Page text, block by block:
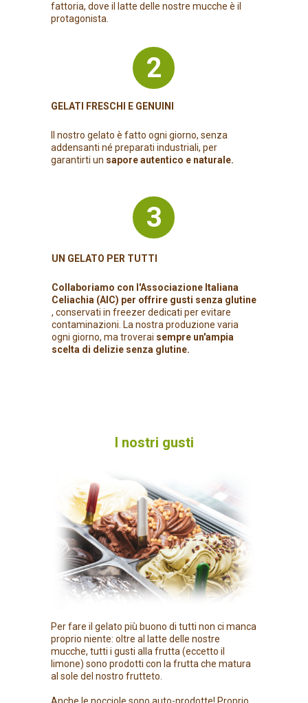
fattoria, dove il latte delle nostre mucche è il
protagonista.
GELATI FRESCHI E GENUINI
ll nostro gelato è fatto ogni giorno, senza
addensanti né preparati industriali, per
garantirti un sapore autentico e naturale.
2
UN GELATO PER TUTTI
Collaboriamo con l'Associazione Italiana
Celiachia (AIC) per offrire gusti senza glutine
, conservati in freezer dedicati per evitare
contaminazioni. La nostra produzione varia
ogni giorno, ma troverai sempre un'ampia
scelta di delizie senza glutine.
3
I nostri gusti
Per fare il gelato più buono di tutti non ci manca
proprio niente: oltre al latte delle nostre
mucche, tutti i gusti alla frutta (eccetto il
limone) sono prodotti con la frutta che matura
al sole del nostro frutteto.